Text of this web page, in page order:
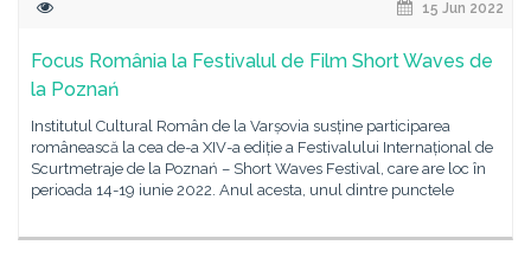
15 Jun 2022
Focus România la Festivalul de Film Short Waves de
la Poznań
Institutul Cultural Român de la Varșovia susține participarea
românească la cea de-a XIV-a ediție a Festivalului Internațional de
Scurtmetraje de la Poznań – Short Waves Festival, care are loc în
perioada 14-19 iunie 2022. Anul acesta, unul dintre punctele